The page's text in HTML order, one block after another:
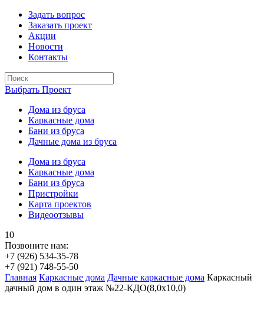
Задать вопрос
Заказать проект
Акции
Новости
Контакты
Выбрать Проект
Дома из бруса
Каркасные дома
Бани из бруса
Дачные дома из бруса
Дома из бруса
Каркасные дома
Бани из бруса
Пристройки
Карта проектов
Видеоотзывы
10
Позвоните нам:
+7 (926) 534-35-78
+7 (921) 748-55-50
Главная Каркасные дома Дачные каркасные дома Каркасный
дачный дом в один этаж №22-КДО(8,0х10,0)